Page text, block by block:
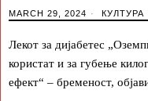
MARCH 29, 2024 КУЛТУРА
Лекот за дијабетес
користат и за губење
ефект“ – бременост,